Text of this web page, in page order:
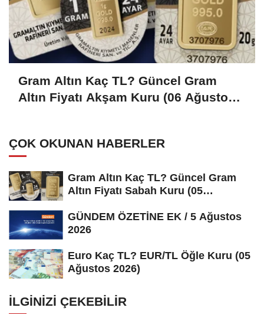
Gram Altın Kaç TL? Güncel Gram
Altın Fiyatı Akşam Kuru (06 Ağustos
ÇOK OKUNAN HABERLER
Gram Altın Kaç TL? Güncel Gram
Altın Fiyatı Sabah Kuru (05
GÜNDEM ÖZETİNE EK / 5 Ağustos
2026
Euro Kaç TL? EUR/TL Öğle Kuru (05
Ağustos 2026)
İLGINIZI ÇEKEBILIR